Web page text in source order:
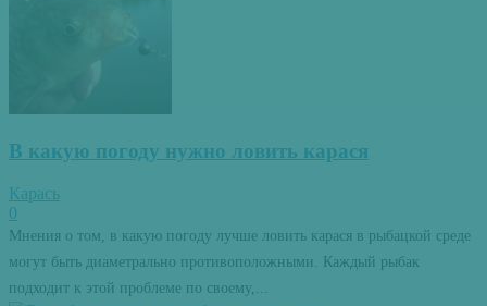
В какую погоду нужно ловить карася
Карась
0
Мнения о том, в какую погоду лучше ловить карася в рыбацкой среде
могут быть диаметрально противоположными. Каждый рыбак
подходит к этой проблеме по своему,...